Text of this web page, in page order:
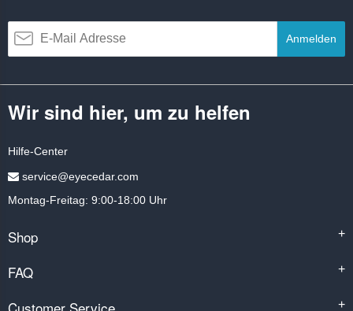
Anmelden
Wir sind hier, um zu helfen
Hilfe-Center
service@eyecedar.com
Montag-Freitag: 9:00-18:00 Uhr
Shop +
FAQ +
+